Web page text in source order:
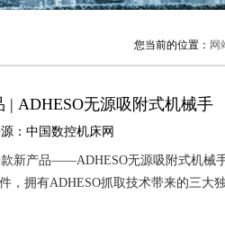
您当前的位置： 网
| ADHESO无源吸附式机械手
：中国数控机床网
新产品——ADHESO无源吸附式机械
拥有ADHESO抓取技术带来的三大